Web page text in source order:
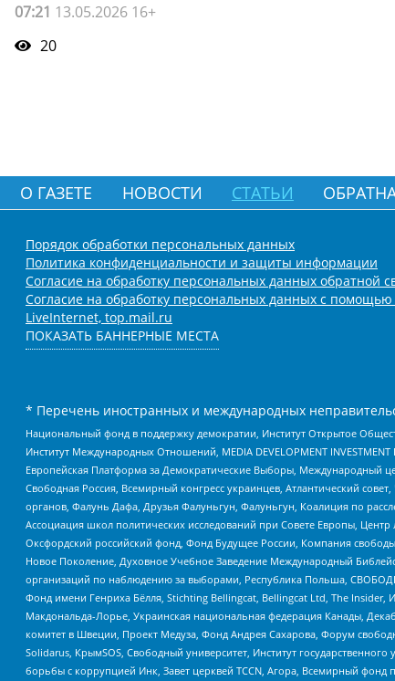
07:21 13.05.2026 16+
20
О ГАЗЕТЕ НОВОСТИ СТАТЬИ
Порядок обработки персональных данных
Политика конфиденциальности и защиты информации
Согласие на обработку персональных данных обратной
Согласие на обработку персональных данных с
LiveInternet, top.mail.ru
ПОКАЗАТЬ БАННЕРНЫЕ МЕСТА
* Перечень иностранных и международных
Национальный фонд в поддержку демократии, Институт Открытое
Институт Международных Отношений, MEDIA DEVELOPMENT
Европейская Платформа за Демократические Выборы, Международный
Свободная Россия, Всемирный конгресс украинцев, Атлантический
органов, Фалунь Дафа, Друзья Фалуньгун, Фалуньгун, Коалиция по
Ассоциация школ политических исследований при Совете Европы,
Оксфордский российский фонд, Фонд Будущее России, Компания
Новое Поколение, Духовное Учебное Заведение Международный
организаций по наблюдению за выборами, Республика Польша,
Фонд имени Генриха Бёлля, Stichting Bellingcat, Bellingcat Ltd, The
Макдональда-Лорье, Украинская национальная федерация Канады,
комитет в Швеции, Проект Медуза, Фонд Андрея Сахарова, Форум
Solidarus, КрымSOS, Свободный университет, Институт
борьбы с коррупцией Инк, Завет церквей TCCN, Агора, Всемирный